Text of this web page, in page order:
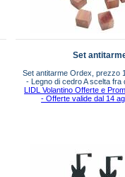
Set
Set antitarme Ordex, prezzo
- Legno di cedro A scelta fra
LIDL Volantino Offerte e
- Offerte valide dal 14